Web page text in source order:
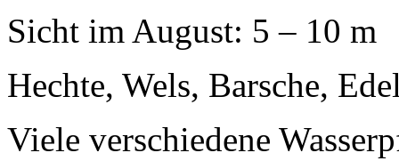
Sicht im August: 5 – 10 m
Hechte, Wels, Barsche,
Viele verschiedene